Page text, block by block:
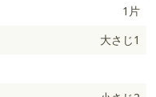
1片
大さじ1